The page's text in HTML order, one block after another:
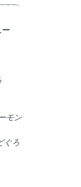
ー
モン
ぐろ